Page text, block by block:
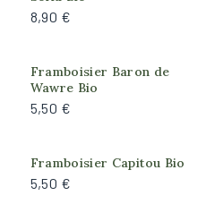
Faible
Modéré
Très faible
Rusticité
Bonne (résiste à -15°C)
8,90 €
Framboisier Baron de
Wawre Bio
5,50 €
Framboisier Capitou Bio
5,50 €